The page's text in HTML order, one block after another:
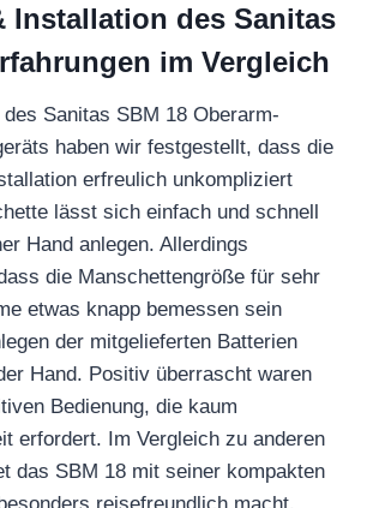
Installation des Sanitas
im Vergleich
Sanitas SBM 18 Oberarm-
haben wir festgestellt, dass die
erfreulich unkompliziert
lässt sich einfach und schnell
Hand anlegen. Allerdings
die Manschettengröße für sehr
etwas knapp bemessen sein
der mitgelieferten Batterien
Hand. Positiv überrascht waren
Bedienung, die kaum
erfordert. Im Vergleich zu anderen
das SBM 18 mit seiner kompakten
reisefreundlich macht.